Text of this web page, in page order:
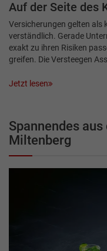
Auf der Seite des
Versicherungen gelten als
verständlich. Gerade
exakt zu ihren Risiken
greifen. Die Versteegen
Jetzt lesen
Spannendes
Miltenberg